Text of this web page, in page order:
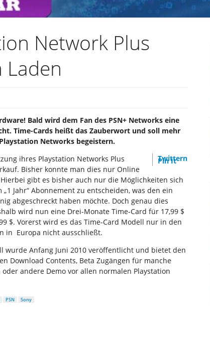
Network Plus
Bald wird dem Fan des PSN+ Networks eine
Time-Cards heißt das Zauberwort und soll mehr
Networks begeistern.
Twittern
Pin It
ihres Playstation Networks Plus
Bisher konnte man dies nur Online
gibt es bisher auch nur die Möglichkeiten sich
Jahr“ Abonnement zu entscheiden, was den ein
abgeschreckt haben möchte. Doch genau dies
wird nun eine Drei-Monate Time-Card für 17,99 $
$. Vorerst wird es das Time-Card Modell nur in den
in Europa nicht ausschließt.
wurde Anfang Juni 2010 veröffentlicht und bietet den
Download Contents, Beta Zugängen für manche
andere Demo vor allen normalen Playstation
PSN
Sony